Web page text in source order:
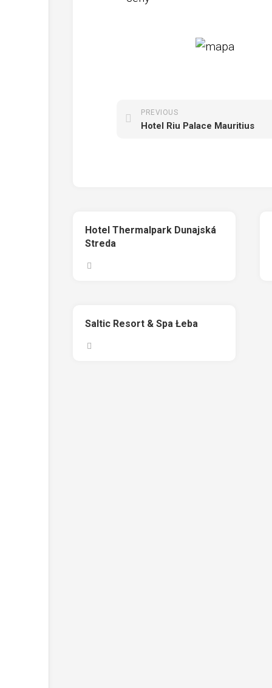
PREVIOUS
Hotel Riu Palace Mauritius
Hotel Thermalpark Dunajská
Streda
Saltic Resort & Spa Łeba